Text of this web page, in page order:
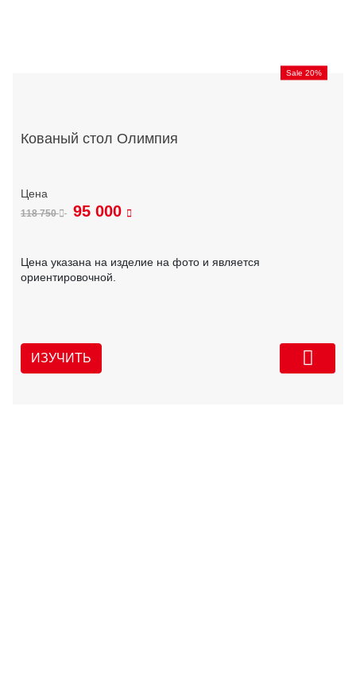
Sale 20%
Кованый стол Олимпия
118 750 95 000
Цена указана на изделие на фото и является
ориентировочной.
ИЗУЧИТЬ